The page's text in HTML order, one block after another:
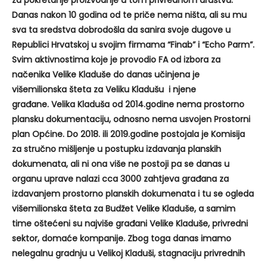
Danas nakon 10 godina od te priče nema ništa, ali su mu
sva ta sredstva dobrodošla da sanira svoje dugove u
Republici Hrvatskoj u svojim firmama “Finab” i “Echo Parm”.
Svim aktivnostima koje je provodio FA od izbora za
načenika Velike Kladuše do danas učinjena je
višemilionska šteta za Veliku Kladušu i njene
građane. Velika Kladuša od 2014.godine nema prostorno
plansku dokumentaciju, odnosno nema usvojen Prostorni
plan Općine. Do 2018. ili 2019.godine postojala je Komisija
za stručno mišljenje u postupku izdavanja planskih
dokumenata, ali ni ona više ne postoji pa se danas u
organu uprave nalazi cca 3000 zahtjeva građana za
izdavanjem prostorno planskih dokumenata i tu se ogleda
višemilionska šteta za Budžet Velike Kladuše, a samim
time oštećeni su najviše građani Velike Kladuše, privredni
sektor, domaće kompanije. Zbog toga danas imamo
nelegalnu gradnju u Velikoj Kladuši, stagnaciju privrednih